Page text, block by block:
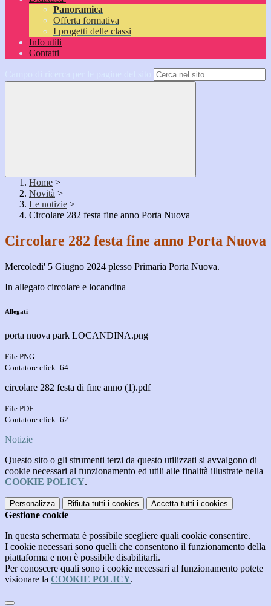
Panoramica
Offerta formativa
I progetti delle classi
Info utili
Contatti
Home >
Novità >
Le notizie >
Circolare 282 festa fine anno Porta Nuova
Circolare 282 festa fine anno Porta Nuova
Mercoledi' 5 Giugno 2024 plesso Primaria Porta Nuova.
In allegato circolare e locandina
Allegati
porta nuova park LOCANDINA.png
File PNG
Contatore click: 64
circolare 282 festa di fine anno (1).pdf
File PDF
Contatore click: 62
Notizie
Questo sito o gli strumenti terzi da questo utilizzati si avvalgono di
cookie necessari al funzionamento ed utili alle finalità illustrate nella
COOKIE POLICY.
Personalizza Rifiuta tutti i cookies Accetta tutti i cookies
Gestione cookie
In questa schermata è possibile scegliere quali cookie consentire.
I cookie necessari sono quelli che consentono il funzionamento della
piattaforma e non è possibile disabilitarli.
Per conoscere quali sono i cookie necessari al funzionamento potete
visionare la COOKIE POLICY.